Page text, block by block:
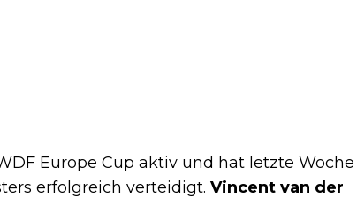
Europe Cup aktiv und hat letzte Woche
erfolgreich verteidigt. Vincent van der